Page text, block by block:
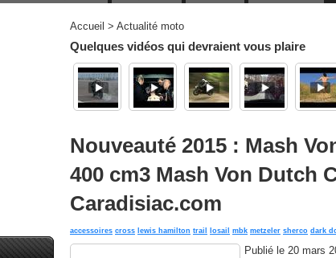
Accueil > Actualité moto
Quelques vidéos qui devraient vous plaire
Nouveauté 2015 : Mash
400 cm3 Mash Von Dutch
Caradisiac.com
accessoires cross lewis hamilton trail losail mbk metzeler sherco dark
Publié le 20 mars